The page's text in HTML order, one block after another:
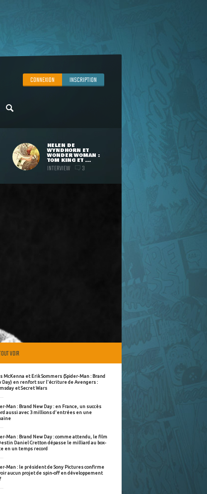
CONNEXION INSCRIPTION
HELEN DE
WYNDHORN ET
WONDER WOMAN :
TOM KING ET ...
INTERVIEW 3
VOIR
McKenna et Erik Sommers (Spider-Man : Brand
Day) en renfort sur l'écriture de Avengers :
et Secret Wars
Man : Brand New Day : en France, un succès
aussi avec 3 millions d'entrées en une
Man : Brand New Day : comme attendu, le film
Daniel Cretton dépasse le milliard au box-
en un temps record
Man : le président de Sony Pictures confirme
aucun projet de spin-off en développement